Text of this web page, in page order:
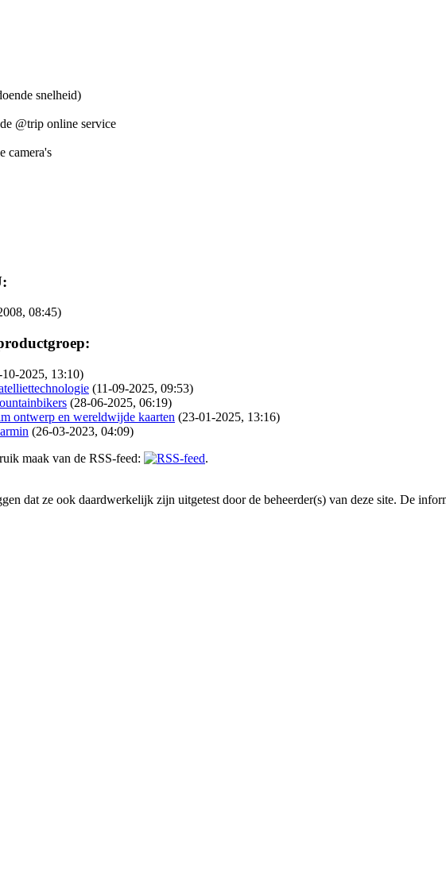
snelheid)
@trip online service
camera's
08:45)
2025, 13:10)
(11-09-2025, 09:53)
(28-06-2025, 06:19)
ontwerp en wereldwijde kaarten (23-01-2025, 13:16)
(26-03-2023, 04:09)
maak van de RSS-feed:
.
dat ze ook daardwerkelijk zijn uitgetest door de beheerder(s) van deze site. De